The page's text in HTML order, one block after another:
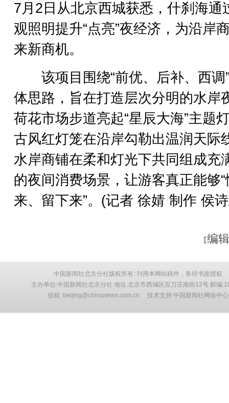
7月2日从北京西城获悉，什刹海通
观照明提升“点亮”夜经济，为沿岸
来新商机。
该项目围绕“前优、后补、西调
体思路，旨在打造层次分明的水岸
荷花市场步道亮起“星辰大海”主题
古风红灯笼在沿岸勾勒出温润天
水岸商铺在柔和灯光下共同组成充
的夜间消费场景，让游客真正能够
来、留下来”。(记者 徐婧 制作 侯
【编
中国新闻社北京分社版权所有::刊用本网站稿件，务经书面授权
主办单位:中国新闻社北京分社 地址:北京市西城区百万庄南街12号 邮编
信箱: beijing@chinanews.com.cn 技术支持:中国新闻社网络中心